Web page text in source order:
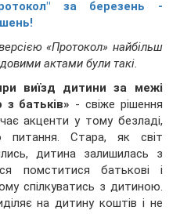
за березень -
«Протокол» найбільш
актами були такі.
виїзд дитини за межі
з батьків» - свіже рішення
акценти у тому безладі,
питання. Стара, як світ
дитина залишилась з
помститися батькові і
спілкуватись з дитиною.
на дитину коштів і не